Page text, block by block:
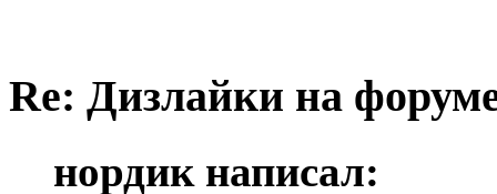
Re: Дизлайки на
нордик написал: